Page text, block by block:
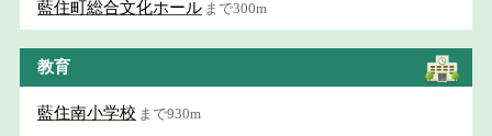
藍住町総合文化ホール まで300m
教育
藍住南小学校 まで930m